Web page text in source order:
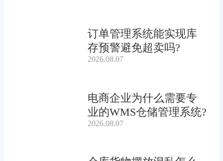
订单管理系统能实现库
存预警避免超卖吗?
2026.08.07
电商企业为什么需要专
业的WMS仓储管理系统?
2026.08.07